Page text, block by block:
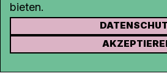
KONTAKT
bieten.